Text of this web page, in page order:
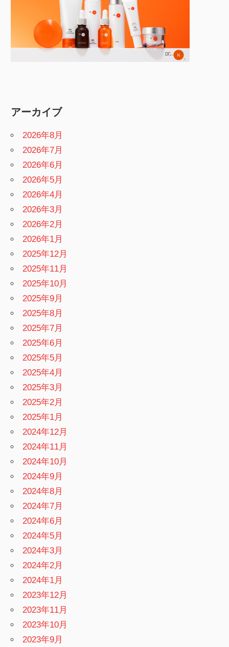
アーカイブ
2026年8月
2026年7月
2026年6月
2026年5月
2026年4月
2026年3月
2026年2月
2026年1月
2025年12月
2025年11月
2025年10月
2025年9月
2025年8月
2025年7月
2025年6月
2025年5月
2025年4月
2025年3月
2025年2月
2025年1月
2024年12月
2024年11月
2024年10月
2024年9月
2024年8月
2024年7月
2024年6月
2024年5月
2024年3月
2024年2月
2024年1月
2023年12月
2023年11月
2023年10月
2023年9月